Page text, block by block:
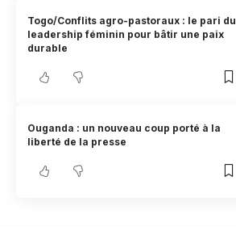
Togo/Conflits agro-pastoraux : le pari du
leadership féminin pour bâtir une paix
durable
Ouganda : un nouveau coup porté à la
liberté de la presse